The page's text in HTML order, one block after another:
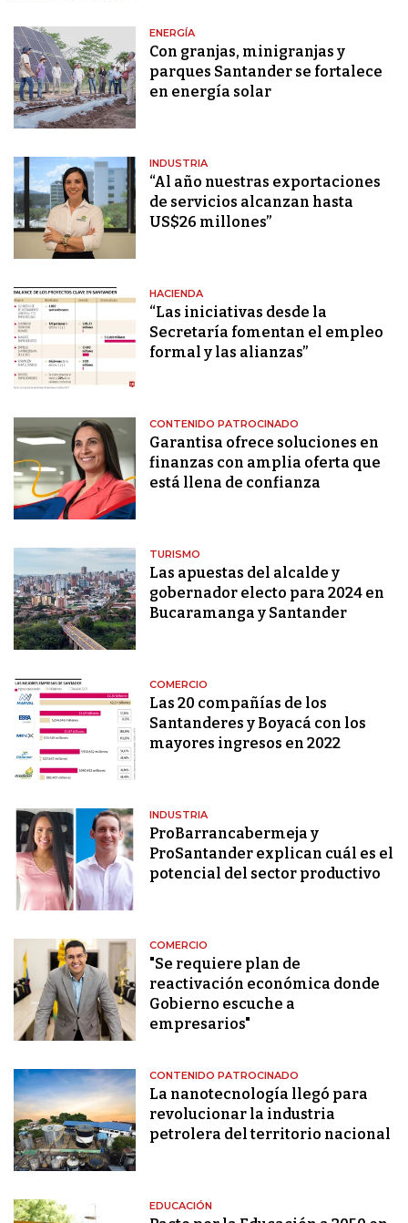
ENERGÍA
Con granjas, minigranjas y
parques Santander se fortalece
en energía solar
INDUSTRIA
“Al año nuestras exportaciones
de servicios alcanzan hasta
US$26 millones”
HACIENDA
“Las iniciativas desde la
Secretaría fomentan el empleo
formal y las alianzas”
CONTENIDO PATROCINADO
Garantisa ofrece soluciones en
finanzas con amplia oferta que
está llena de confianza
TURISMO
Las apuestas del alcalde y
gobernador electo para 2024 en
Bucaramanga y Santander
COMERCIO
Las 20 compañías de los
Santanderes y Boyacá con los
mayores ingresos en 2022
INDUSTRIA
ProBarrancabermeja y
ProSantander explican cuál es el
potencial del sector productivo
COMERCIO
"Se requiere plan de
reactivación económica donde
Gobierno escuche a
empresarios"
CONTENIDO PATROCINADO
La nanotecnología llegó para
revolucionar la industria
petrolera del territorio nacional
EDUCACIÓN